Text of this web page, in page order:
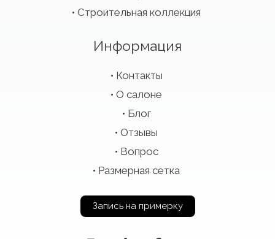
Строительная коллекция
Информация
Контакты
О салоне
Блог
Отзывы
Вопрос
Размерная сетка
Запись на примерку